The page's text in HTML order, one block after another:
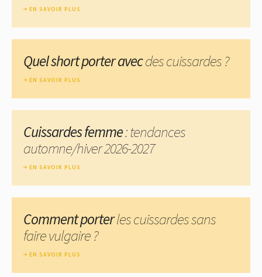
EN SAVOIR PLUS
Quel short porter avecdes cuissardes ?
EN SAVOIR PLUS
Cuissardes femme: tendances
automne/hiver 2026-2027
EN SAVOIR PLUS
Comment porterles cuissardes sans
faire vulgaire ?
EN SAVOIR PLUS